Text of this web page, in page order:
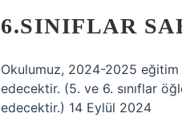
6.SINIFLAR
Okulumuz, 2024-2025 eğitim
edecektir. (5. ve 6. sınıflar
edecektir.) 14 Eylül 2024